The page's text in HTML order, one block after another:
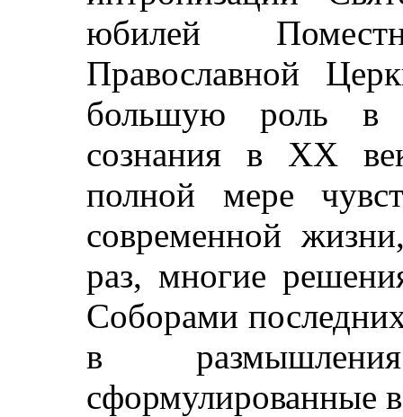
юбилей
Православной
большую роль в
сознания в ХХ
полной мере
современной
раз, многие
Соборами
в
сформулированные